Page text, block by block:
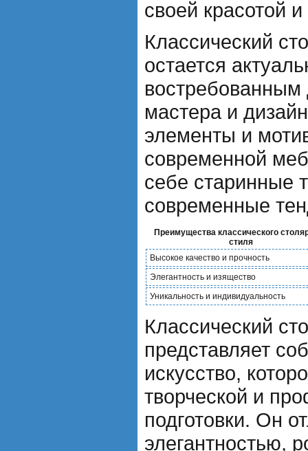
своей красотой
Классический
остается
мастера и
элементы и
современной
себе старинные
современные
Преимущества классического
стиля
Высокое качество и прочность
Элегантность и изящество
Уникальность и индивидуальность
Классический
представляет
искусство,
творческой и
подготовки. Он
элегантностью,